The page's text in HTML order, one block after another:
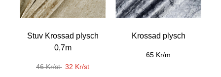
Stuv Krossad plysch
0,7m
46 Kr/st 32 Kr/st
Krossad plysch
65 Kr/m